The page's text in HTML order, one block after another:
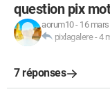
Merci d'avance pour
question pix
aorum10- 16
pixlagalere-4
7 réponses